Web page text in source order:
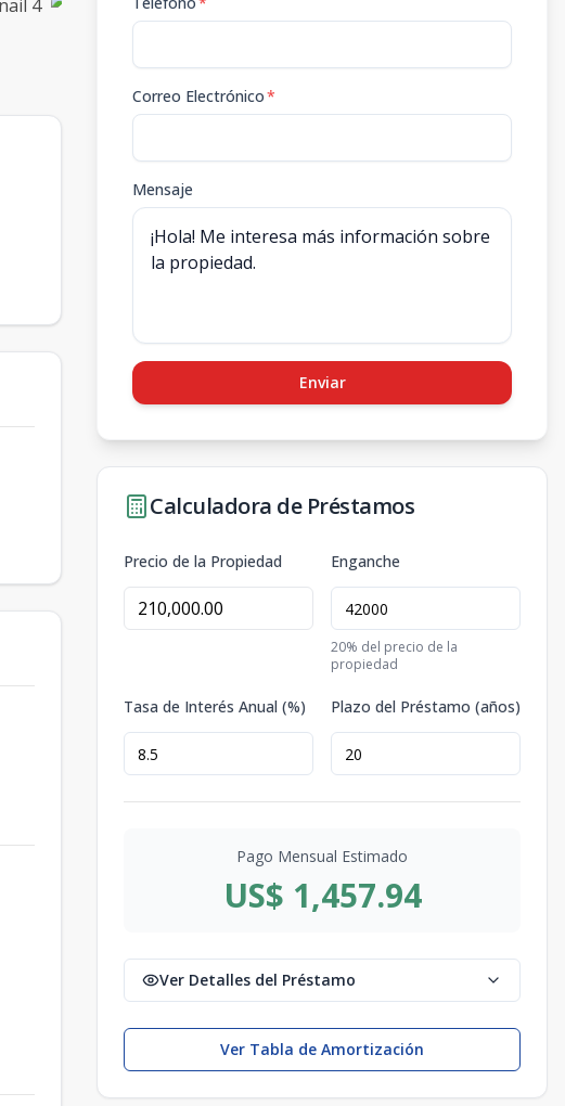
Correo Electrónico*
Mensaje
Enviar
Calculadora de Préstamos
Precio de la Propiedad Enganche
20% del precio de la
propiedad
Tasa de Interés Anual (%) Plazo del Préstamo (años)
Pago Mensual Estimado
US$ 1,457.94
Ver Detalles del Préstamo
Ver Tabla de Amortización